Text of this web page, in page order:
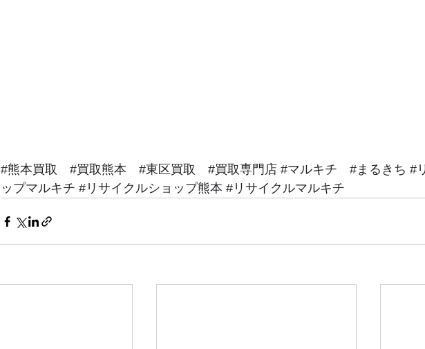
#熊本買取 #買取熊本 #東区買取 #買取専門店 #マルキチ #まるきち #
ップマルキチ #リサイクルショップ熊本 #リサイクルマルキチ